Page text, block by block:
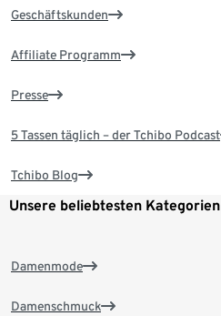
Geschäftskunden
Affiliate Programm
Presse
5 Tassen täglich – der Tchibo Podcast
Tchibo Blog
Unsere beliebtesten Kategorien
Damenmode
Damenschmuck